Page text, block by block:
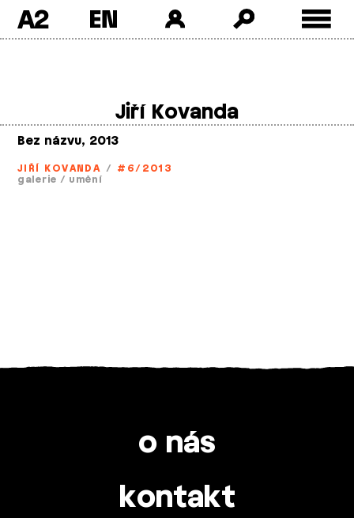
A2
Jiří Kovanda
Bez názvu, 2013
JIŘÍ KOVANDA / #6/2013
galerie / umění
o nás
kontakt